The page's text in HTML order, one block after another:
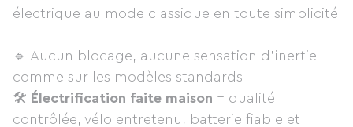
électrique au mode classique en toute simplicité
🔹 Aucun blocage, aucune sensation d’inertie
comme sur les modèles standards
🛠️ Électrification faite maison = qualité
contrôlée, vélo entretenu, batterie fiable et